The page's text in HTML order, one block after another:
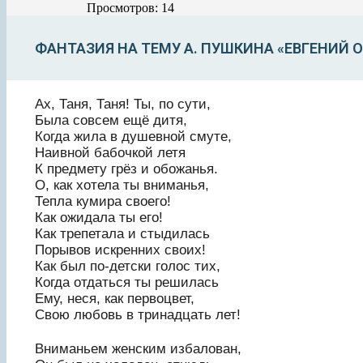
Просмотров: 14
ФАНТАЗИЯ НА ТЕМУ А. ПУШКИНА «ЕВГЕНИЙ
Ах, Таня, Таня! Ты, по сути,
Была совсем ещё дитя,
Когда жила в душевной смуте,
Наивной бабочкой летя
К предмету грёз и обожанья.
О, как хотела ты вниманья,
Тепла кумира своего!
Как ожидала ты его!
Как трепетала и стыдилась
Порывов искренних своих!
Как был по-детски голос тих,
Когда отдаться ты решилась
Ему, неся, как первоцвет,
Свою любовь в тринадцать лет!
Вниманьем женским избалован,